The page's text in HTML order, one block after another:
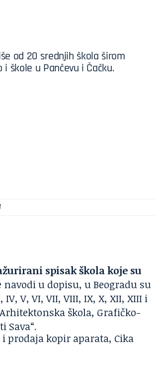
od 20 srednjih škola širom
škole u Pančevu i Čačku.
spisak škola koje su
navodi u dopisu, u Beogradu su
V, VI, VII, VIII, IX, X, XII, XIII i
škola, Grafičko-
Sava“.